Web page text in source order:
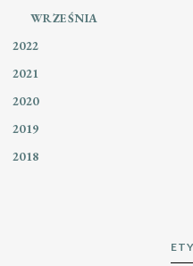
WRZEŚNIA
2022
2021
2020
2019
2018